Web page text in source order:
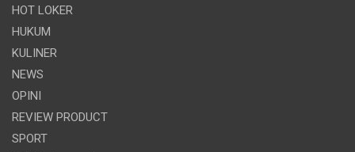
HOT LOKER
HUKUM
KULINER
NEWS
OPINI
REVIEW PRODUCT
SPORT